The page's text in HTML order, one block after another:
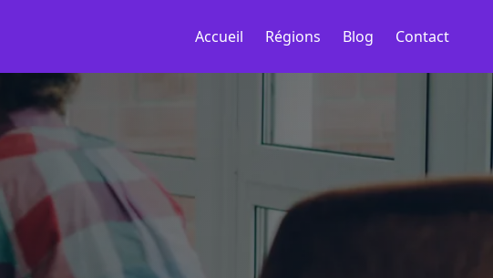
Accueil Régions Blog Contact